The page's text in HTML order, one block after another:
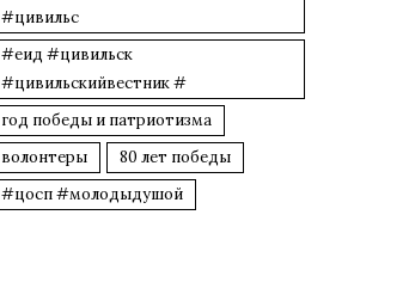
#цивильс
#еид #цивильск
#цивильскийвестник #
год победы и патриотизма
волонтеры
80 лет победы
#цосп #молодыдушой